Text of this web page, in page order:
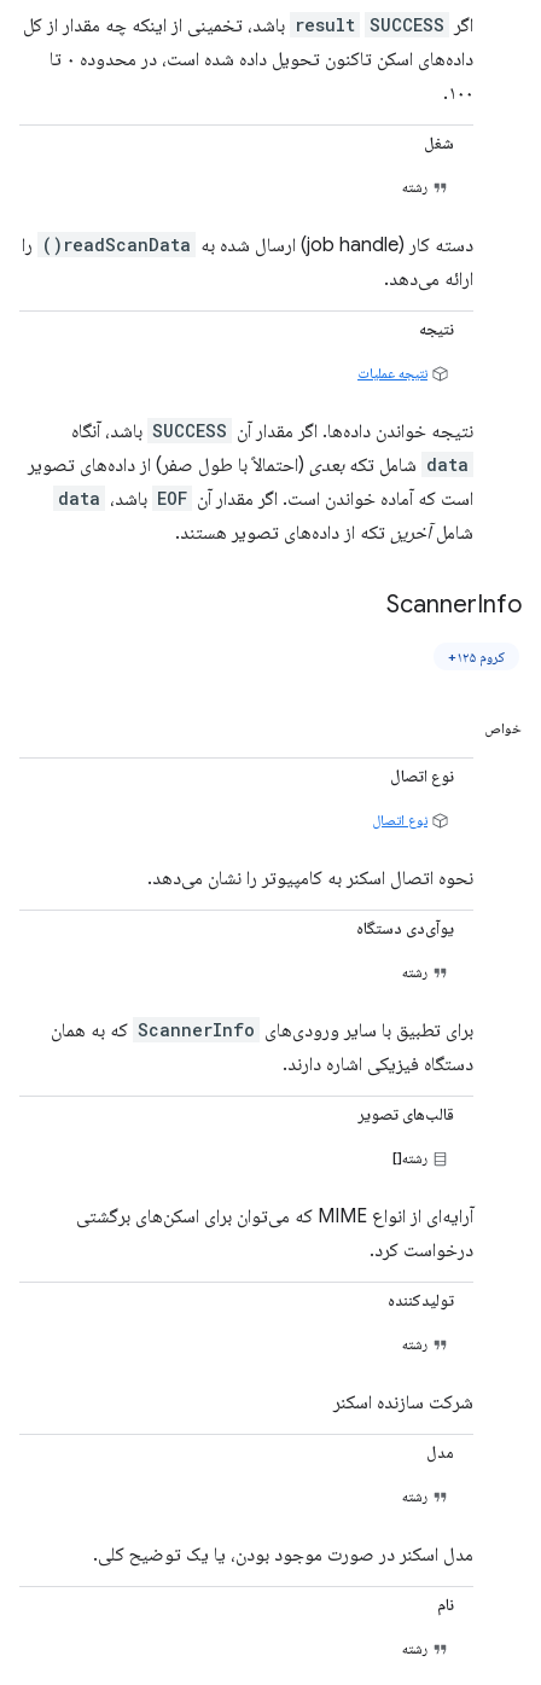
اگر result SUCCESS
باشد، تخمینی از اینکه چه مقدار از کل
داده‌های اسکن تاکنون تحویل داده شده است، در محدوده ۰ تا
۱۰۰.
شغل
رشته
دسته کار (job handle) ارسال شده به readScanData()
را
ارائه می‌دهد.
نتیجه
نتیجه عملیات
نتیجه خواندن داده‌ها. اگر مقدار آن SUCCESS باشد، آنگاه
data شامل تکهبعدی (احتمالاً با طول صفر) از داده‌های تصویر
است که آماده خواندن است. اگر مقدار آن EOF باشد، data
شاملآخرین تکه از داده‌های تصویر هستند.
ScannerInfo
کروم ۱۲۵+
خواص
نوع اتصال
نوع اتصال
نحوه اتصال اسکنر به کامپیوتر را نشان می‌دهد.
یوآی‌دی دستگاه
رشته
برای تطبیق با سایر ورودی‌های ScannerInfo که به همان
دستگاه فیزیکی اشاره دارند.
قالب‌های تصویر
رشته[]
آرایه‌ای از انواع MIME که می‌توان برای اسکن‌های برگشتی
درخواست کرد.
تولیدکننده
رشته
شرکت سازنده اسکنر
مدل
رشته
مدل اسکنر در صورت موجود بودن، یا یک توضیح کلی.
نام
رشته